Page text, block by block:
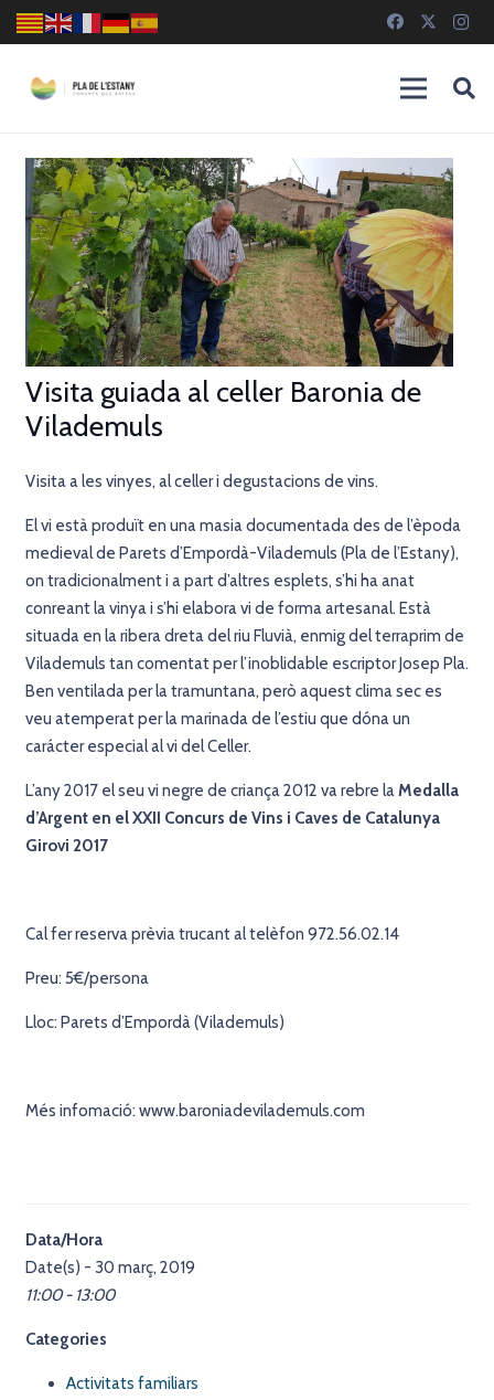
Visita guiada al celler Baronia de
Vilademuls
Visita a les vinyes, al celler i degustacions de vins.
El vi està produït en una masia documentada des de l’èpoda
medieval de Parets d’Empordà-Vilademuls (Pla de l’Estany),
on tradicionalment i a part d’altres esplets, s’hi ha anat
conreant la vinya i s’hi elabora vi de forma artesanal. Està
situada en la ribera dreta del riu Fluvià, enmig del terraprim de
Vilademuls tan comentat per l’inoblidable escriptor Josep Pla.
Ben ventilada per la tramuntana, però aquest clima sec es
veu atemperat per la marinada de l’estiu que dóna un
carácter especial al vi del Celler.
L’any 2017 el seu vi negre de criança 2012 va rebre laMedalla
d’Argent en el XXII Concurs de Vins i Caves de Catalunya
Girovi 2017
Cal fer reserva prèvia trucant al telèfon 972.56.02.14
Preu: 5€/persona
Lloc: Parets d’Empordà (Vilademuls)
Més infomació: www.baroniadevilademuls.com
Data/Hora
Date(s) - 30 març, 2019
11:00 - 13:00
Categories
Activitats familiars